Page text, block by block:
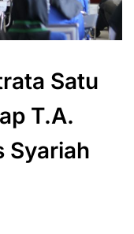
Satu
T.A.
Syariah